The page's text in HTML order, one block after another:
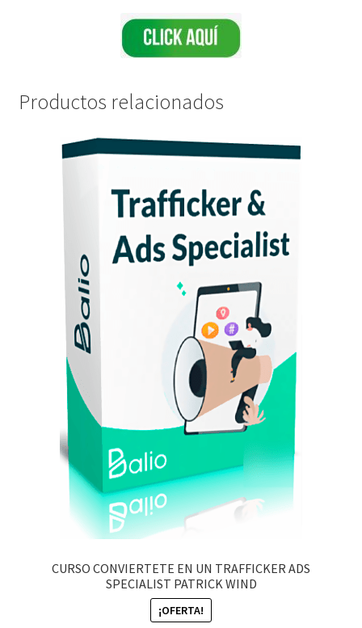
Productos relacionados
CURSO CONVIERTETE EN UN TRAFFICKER ADS
SPECIALIST PATRICK WIND
¡OFERTA!